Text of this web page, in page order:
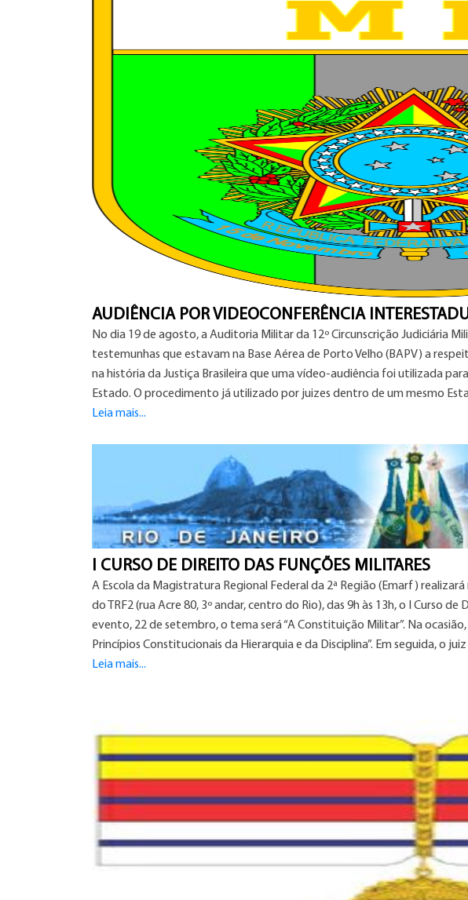
AUDIÊNCIA POR VIDEOCONFERÊNCIA
No dia 19 de agosto, a Auditoria Militar da 12º Circunscrição Judiciária
testemunhas que estavam na Base Aérea de Porto Velho (BAPV) a
na história da Justiça Brasileira que uma vídeo-audiência foi utilizada
Estado. O procedimento já utilizado por juizes dentro de um mesmo
Leia mais...
I CURSO DE DIREITO DAS FUNÇÕES MILITARES
A Escola da Magistratura Regional Federal da 2ª Região (Emarf)
do TRF2 (rua Acre 80, 3º andar, centro do Rio), das 9h às 13h, o I Curso
evento, 22 de setembro, o tema será “A Constituição Militar”. Na
Princípios Constitucionais da Hierarquia e da Disciplina”. Em seguida, o
Leia mais...